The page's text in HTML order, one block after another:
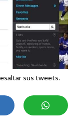
sus tweets.